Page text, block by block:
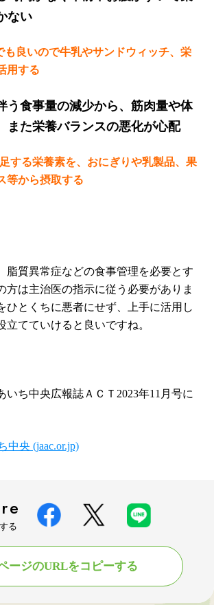
ない
も良いので牛乳やサンドウィッチ、栄
用する
う食事量の減少から、筋肉量や体
また栄養バランスの悪化が心配
する栄養素を、おにぎりや乳製品、果
等から摂取する
脂質異常症などの食事管理を必要とす
方は主治医の指示に従う必要がありま
ひとくちに悪者にせず、上手に活用し
立てていけると良いですね。
いち中央広報誌ＡＣＴ2023年11月号に
中央 (jaac.or.jp)
る
ージのURLをコピーする